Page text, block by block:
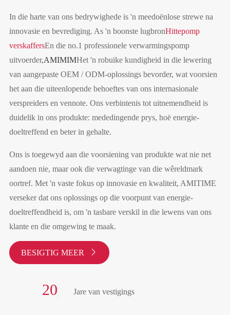
In die harte van ons bedrywighede is 'n meedoënlose strewe na
innovasie en bevrediging. As 'n boonste lugbronHittepomp
verskaffersEn die no.1 professionele verwarmingspomp
uitvoerder,AMIMIMHet 'n robuike kundigheid in die lewering
van aangepaste OEM / ODM-oplossings bevorder, wat voorsien
het aan die uiteenlopende behoeftes van ons internasionale
verspreiders en vennote. Ons verbintenis tot uitnemendheid is
duidelik in ons produkte: mededingende prys, hoë energie-
doeltreffend en beter in gehalte.
Ons is toegewyd aan die voorsiening van produkte wat nie net
aandoen nie, maar ook die verwagtinge van die wêreldmark
oortref. Met 'n vaste fokus op innovasie en kwaliteit, AMITIME
verseker dat ons oplossings op die voorpunt van energie-
doeltreffendheid is, om 'n tasbare verskil in die lewens van ons
klante en die omgewing te maak.
BESIGTIG MEER 
20 Jare van vestigings